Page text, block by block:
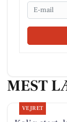
Email
MEST
VEJRET